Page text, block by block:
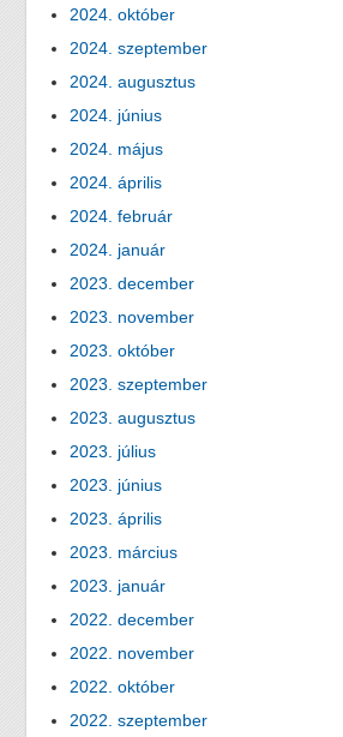
2024. október
2024. szeptember
2024. augusztus
2024. június
2024. május
2024. április
2024. február
2024. január
2023. december
2023. november
2023. október
2023. szeptember
2023. augusztus
2023. július
2023. június
2023. április
2023. március
2023. január
2022. december
2022. november
2022. október
2022. szeptember